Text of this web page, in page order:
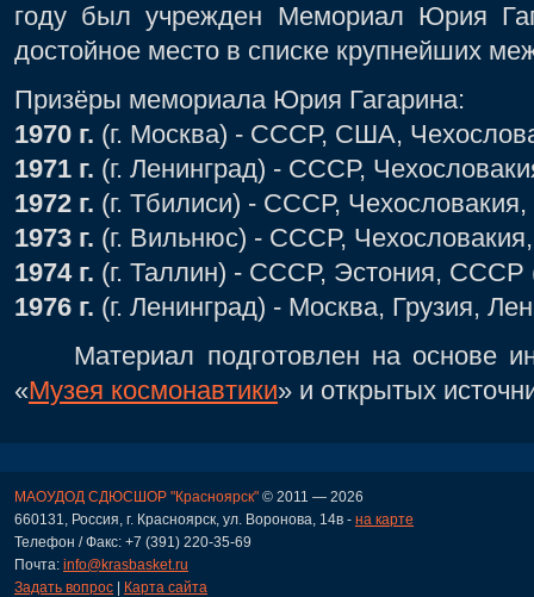
году был учрежден Мемориал Юрия
достойное место в списке крупнейших
Призёры мемориала Юрия Гагарина:
1970 г. (г. Москва) - СССР, США,
1971 г. (г. Ленинград) - СССР,
1972 г. (г. Тбилиси) - СССР,
1973 г. (г. Вильнюс) - СССР,
1974 г. (г. Таллин) - СССР, Эстония, СССР
1976 г. (г. Ленинград) - Москва, Грузия,
Материал подготовлен на основе
«Музея космонавтики» и открытых
МАОУДОД СДЮСШОР "Красноярск" © 2011 — 2026
660131, Россия, г. Красноярск, ул. Воронова, 14в - на карте
Телефон / Факс: +7 (391) 220-35-69
Почта: info@krasbasket.ru
Задать вопрос | Карта сайта